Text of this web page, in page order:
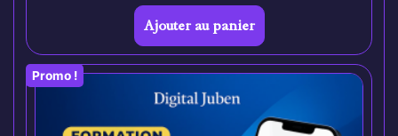
Ajouter au panier
Promo !